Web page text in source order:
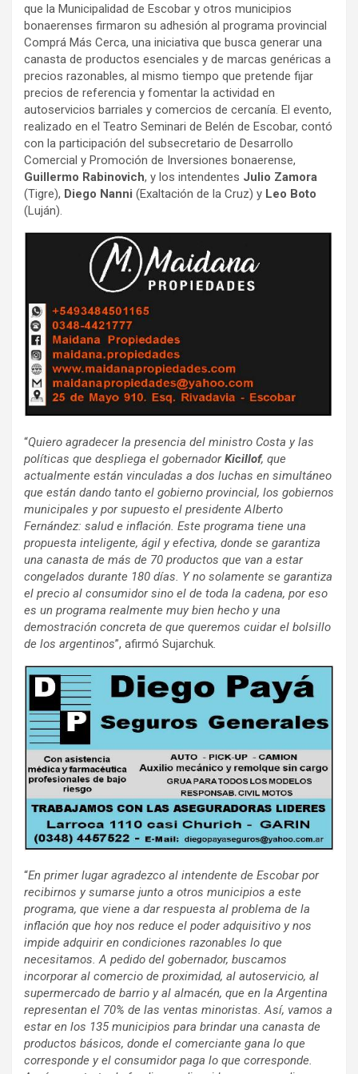
que la Municipalidad de Escobar y otros municipios
bonaerenses firmaron su adhesión al programa provincial
Comprá Más Cerca, una iniciativa que busca generar una
canasta de productos esenciales y de marcas genéricas a
precios razonables, al mismo tiempo que pretende fijar
precios de referencia y fomentar la actividad en
autoservicios barriales y comercios de cercanía. El evento,
realizado en el Teatro Seminari de Belén de Escobar, contó
con la participación del subsecretario de Desarrollo
Comercial y Promoción de Inversiones bonaerense,
Guillermo Rabinovich, y los intendentes Julio Zamora
(Tigre), Diego Nanni (Exaltación de la Cruz) y Leo Boto
(Luján).
“Quiero agradecer la presencia del ministro Costa y las
políticas que despliega el gobernadorKicillof, que
actualmente están vinculadas a dos luchas en simultáneo
que están dando tanto el gobierno provincial, los gobiernos
municipales y por supuesto el presidente Alberto
Fernández: salud e inflación. Este programa tiene una
propuesta inteligente, ágil y efectiva, donde se garantiza
una canasta de más de 70 productos que van a estar
congelados durante 180 días. Y no solamente se garantiza
el precio al consumidor sino el de toda la cadena, por eso
es un programa realmente muy bien hecho y una
demostración concreta de que queremos cuidar el bolsillo
de los argentinos”, afirmó Sujarchuk.
“En primer lugar agradezco al intendente de Escobar por
recibirnos y sumarse junto a otros municipios a este
programa, que viene a dar respuesta al problema de la
inflación que hoy nos reduce el poder adquisitivo y nos
impide adquirir en condiciones razonables lo que
necesitamos. A pedido del gobernador, buscamos
incorporar al comercio de proximidad, al autoservicio, al
supermercado de barrio y al almacén, que en la Argentina
representan el 70% de las ventas minoristas. Así, vamos a
estar en los 135 municipios para brindar una canasta de
productos básicos, donde el comerciante gana lo que
corresponde y el consumidor paga lo que corresponde.